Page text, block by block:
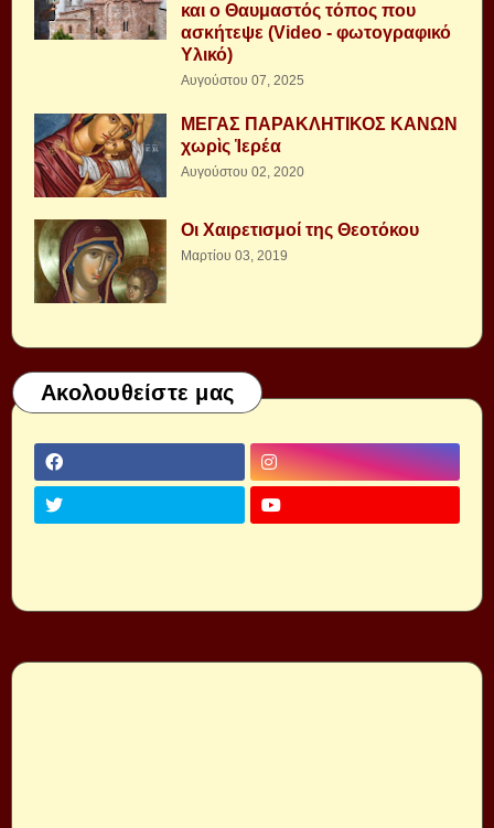
και ο Θαυμαστός τόπος που
ασκήτεψε (Video - φωτογραφικό
Υλικό)
Αυγούστου 07, 2025
ΜΕΓΑΣ ΠΑΡΑΚΛΗΤΙΚΟΣ ΚΑΝΩΝ
χωρὶς Ἱερέα
Αυγούστου 02, 2020
Οι Χαιρετισμοί της Θεοτόκου
Μαρτίου 03, 2019
Ακολουθείστε μας